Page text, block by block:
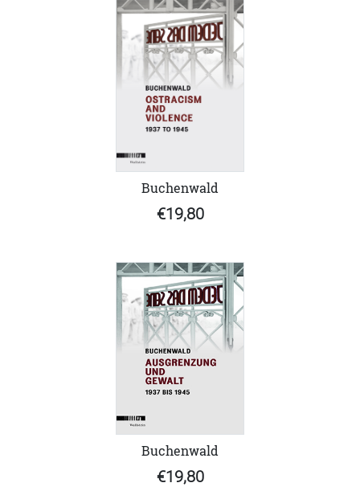
Buchenwald
€19,80
Buchenwald
€19,80